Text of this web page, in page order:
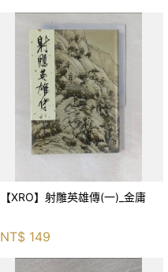
【XRO】射雕英雄傳(一)_金庸
NT$ 149